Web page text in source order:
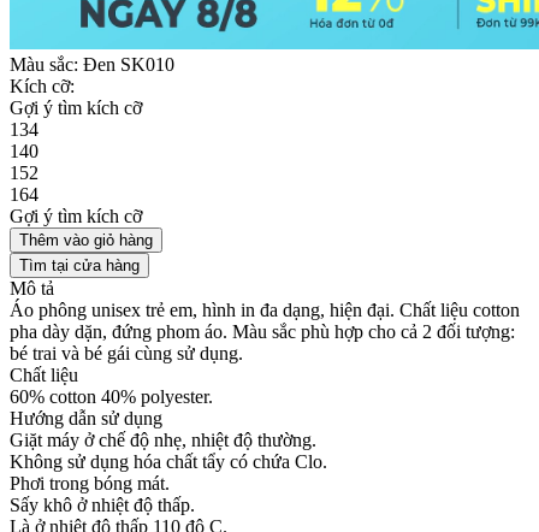
Màu sắc: Đen SK010
Kích cỡ:
Gợi ý tìm kích cỡ
134
140
152
164
Gợi ý tìm kích cỡ
Thêm vào giỏ hàng
Tìm tại cửa hàng
Mô tả
Áo phông unisex trẻ em, hình in đa dạng, hiện đại. Chất liệu cotton
pha dày dặn, đứng phom áo. Màu sắc phù hợp cho cả 2 đối tượng:
bé trai và bé gái cùng sử dụng.
Chất liệu
60% cotton 40% polyester.
Hướng dẫn sử dụng
Giặt máy ở chế độ nhẹ, nhiệt độ thường.
Không sử dụng hóa chất tẩy có chứa Clo.
Phơi trong bóng mát.
Sấy khô ở nhiệt độ thấp.
Là ở nhiệt độ thấp 110 độ C.